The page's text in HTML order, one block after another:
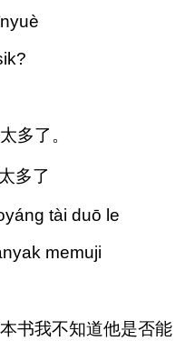
多了。
多了
tài duō le
memuji
书我不知道他是否能